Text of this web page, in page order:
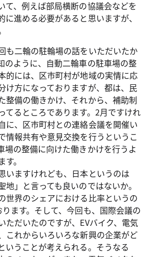
て、例えば部局横断の協議会などを
に進める必要があると思いますが、
も二輪の駐輪場の話をいただいたか
のように、自動二輪車の駐車場の整
的には、区市町村が地域の実情に応
け方になっておりますが、都は、民
整備の働きかけ、それから、補助制
てるところであります。2月ですけれ
に、区市町村との連絡会議を開催い
情報共有や意見交換を行うというこ
場の整備に向けた働きかけを行うよ
。
いますけれども、日本というのは
地」と言っても良いのではないか。
世界のシェアにおける比率というの
ます。そして、今回も、国際会議の
ただいたのですが、EVバイク、電気
これからいろいろな新興の企業がど
いうことが考えられる。そうなる